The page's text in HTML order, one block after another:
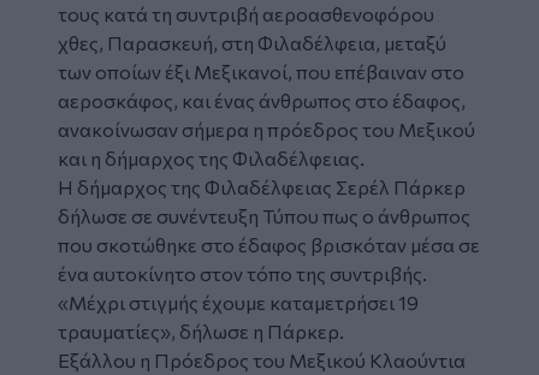
τους κατά τη συντριβή αεροασθενοφόρου
χθες, Παρασκευή, στη Φιλαδέλφεια, μεταξύ
των οποίων έξι Μεξικανοί, που επέβαιναν στο
αεροσκάφος, και ένας άνθρωπος στο έδαφος,
ανακοίνωσαν σήμερα η πρόεδρος του Μεξικού
και η δήμαρχος της Φιλαδέλφειας.
Η δήμαρχος της Φιλαδέλφειας Σερέλ Πάρκερ
δήλωσε σε συνέντευξη Τύπου πως ο άνθρωπος
που σκοτώθηκε στο έδαφος βρισκόταν μέσα σε
ένα αυτοκίνητο στον τόπο της συντριβής.
«Μέχρι στιγμής έχουμε καταμετρήσει 19
τραυματίες», δήλωσε η Πάρκερ.
Εξάλλου η Πρόεδρος του Μεξικού Κλαούντια